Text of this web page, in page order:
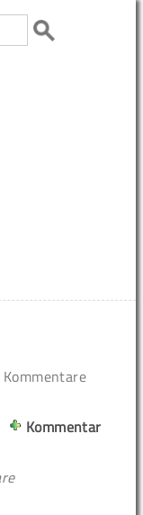
Kommentar